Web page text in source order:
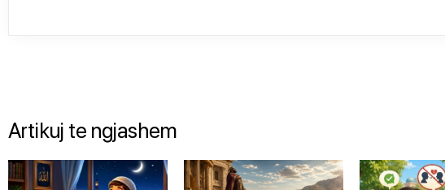
Artikuj te ngjashem